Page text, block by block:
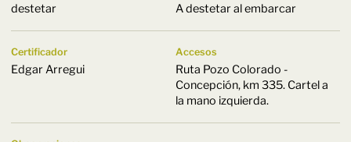
destetar A destetar al embarcar
Certificador
Edgar Arregui
Accesos
Ruta Pozo Colorado -
Concepción, km 335. Cartel a
la mano izquierda.